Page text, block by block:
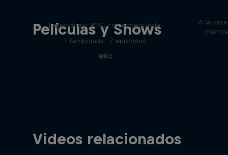
Películas y Shows
Espectáculo WRC con acceso total
1 Temporada · 7 episodios
WRC
A la
Videos relacionados